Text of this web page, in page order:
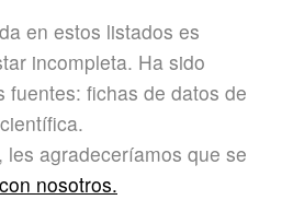
en estos listados es
incompleta. Ha sido
fuentes: fichas de datos de
les agradeceríamos que se
nosotros.